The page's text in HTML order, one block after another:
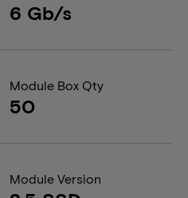
6 Gb/s
Module Box Qty
50
Module Version